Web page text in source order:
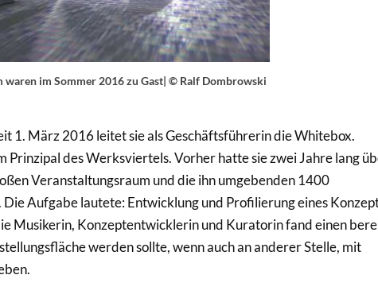
waren im Sommer 2016 zu Gast| © Ralf Dombrowski
1. März 2016 leitet sie als Geschäftsführerin die Whitebox.
Prinzipal des Werksviertels. Vorher hatte sie zwei Jahre lang
Veranstaltungsraum und die ihn umgebenden 1400
Aufgabe lautete: Entwicklung und Profilierung eines
Musikerin, Konzeptentwicklerin und Kuratorin fand einen
werden sollte, wenn auch an anderer Stelle, mit